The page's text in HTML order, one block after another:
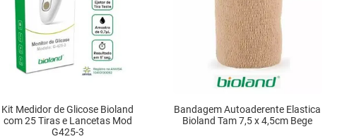
Kit Medidor de Glicose Bioland
com 25 Tiras e Lancetas Mod
G425-3
Bandagem Autoaderente Elastica
Bioland Tam 7,5 x 4,5cm Bege